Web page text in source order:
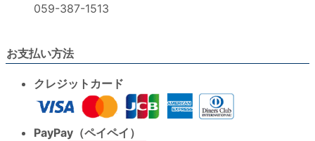
059-387-1513
お支払い方法
クレジットカード
PayPay（ペイペイ）